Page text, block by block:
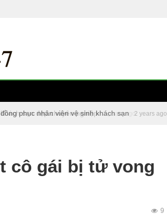
phục nhân viên vệ sinh khách sạn 2 years ago
sạn đẹp chuyên nghiệp 2 years ago
cô gái bị tử vong
9